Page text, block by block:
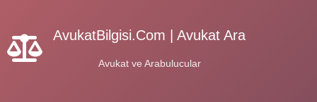
AvukatBilgisi.Com | Avukat Ara
Avukat ve Arabulucular